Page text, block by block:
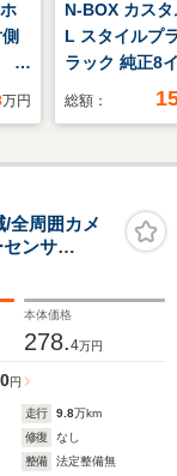
純
万円
N-BOX カス
L スタイルプ
ラック 純正8
ビ・フルセグ
録音・バック
ー・ETC・シ
ター・純正ア
ト・フォグラ
総額：
周囲カメ
ンサ
ー・エアコ
本体価格
278.4万円
円
走行 9.8万km
修復
なし
整備
法定整備無